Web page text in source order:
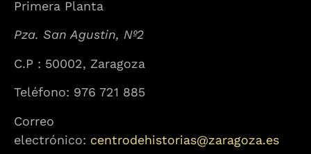
Primera Planta
Pza. San Agustin, Nº2
C.P : 50002, Zaragoza
Teléfono: 976 721 885
Correo
electrónico: centrodehistorias@zaragoza.es